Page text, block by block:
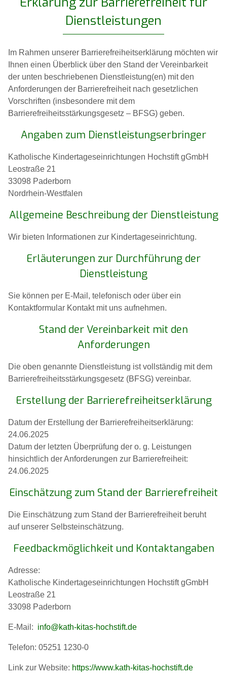
Dienstleistungen
Im Rahmen unserer Barrierefreiheitserklärung möchten wir
Ihnen einen Überblick über den Stand der Vereinbarkeit
der unten beschriebenen Dienstleistung(en) mit den
Anforderungen der Barrierefreiheit nach gesetzlichen
Vorschriften (insbesondere mit dem
Barrierefreiheitsstärkungsgesetz – BFSG) geben.
Angaben zum Dienstleistungserbringer
Katholische Kindertageseinrichtungen Hochstift gGmbH
Leostraße 21
33098 Paderborn
Nordrhein-Westfalen
Allgemeine Beschreibung der Dienstleistung
Wir bieten Informationen zur Kindertageseinrichtung.
Erläuterungen zur Durchführung der
Dienstleistung
Sie können per E-Mail, telefonisch oder über ein
Kontaktformular Kontakt mit uns aufnehmen.
Stand der Vereinbarkeit mit den
Anforderungen
Die oben genannte Dienstleistung ist vollständig mit dem
Barrierefreiheitsstärkungsgesetz (BFSG) vereinbar.
Erstellung der Barrierefreiheitserklärung
Datum der Erstellung der Barrierefreiheitserklärung:
24.06.2025
Datum der letzten Überprüfung der o. g. Leistungen
hinsichtlich der Anforderungen zur Barrierefreiheit:
24.06.2025
Einschätzung zum Stand der Barrierefreiheit
Die Einschätzung zum Stand der Barrierefreiheit beruht
auf unserer Selbsteinschätzung.
Feedbackmöglichkeit und Kontaktangaben
Adresse:
Katholische Kindertageseinrichtungen Hochstift gGmbH
Leostraße 21
33098 Paderborn
E-Mail: info@kath-kitas-hochstift.de
Telefon: 05251 1230-0
Link zur Website: https://www.kath-kitas-hochstift.de